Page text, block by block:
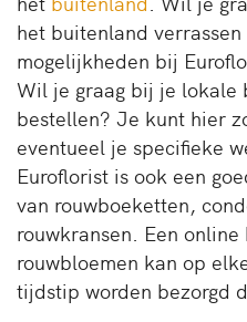
het buitenland
mogelijkheden bij
Wil je graag bij je lokale
bestellen? Je kunt hier
eventueel je specifieke
Euroflorist is ook een
van rouwboeketten,
rouwkransen. Een
rouwbloemen kan op
tijdstip worden bezorgd